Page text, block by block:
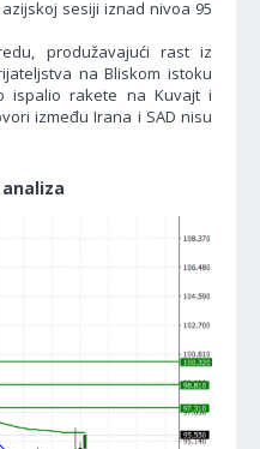
sesiji iznad nivoa 95
produžavajući rast iz
na Bliskom istoku
ispalio rakete na Kuvajt i
između Irana i SAD nisu